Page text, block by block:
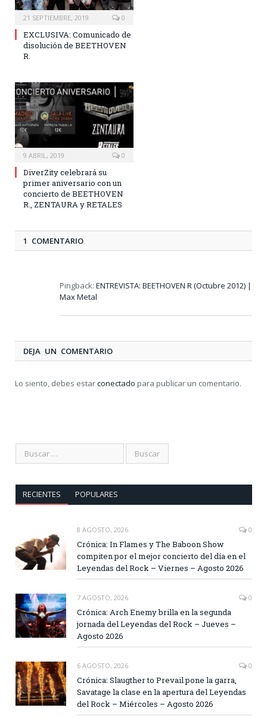
21 SEPTIEMBRE, 2019 0
EXCLUSIVA: Comunicado de
disolución de BEETHOVEN
R.
9 ABRIL, 2019 0
DiverZity celebrará su
primer aniversario con un
concierto de BEETHOVEN
R., ZENTAURA y RETALES
1 COMENTARIO
Pingback: ENTREVISTA: BEETHOVEN R (Octubre 2012) |
Max Metal
DEJA UN COMENTARIO
Lo siento, debes estarconectado para publicar un comentario.
RECIENTES POPULARES
8 AGOSTO, 2026 0
Crónica: In Flames y The Baboon Show
compiten por el mejor concierto del día en el
Leyendas del Rock – Viernes – Agosto 2026
7 AGOSTO, 2026 0
Crónica: Arch Enemy brilla en la segunda
jornada del Leyendas del Rock – Jueves –
Agosto 2026
6 AGOSTO, 2026 0
Crónica: Slaugther to Prevail pone la garra,
Savatage la clase en la apertura del Leyendas
del Rock – Miércoles – Agosto 2026